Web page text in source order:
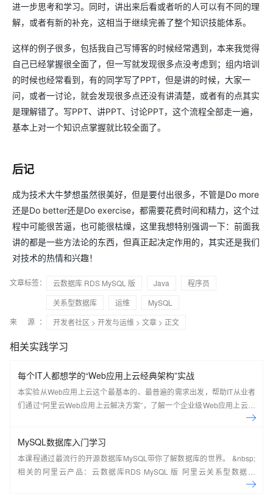
进一步思考和学习。同时，讲出来后看或者听的人可以有不同的理
解，或者有新的补充，这相当于继续完善了整个知识技能体系。
这样的例子很多，包括我自己写博客的时候经常遇到，本来我觉得
自己已经掌握很全面了，但一写就发现很多点没考虑到；组内培训
的时候也经常看到，有的同学写了PPT，但是讲的时候，大家一
问，或者一讨论，就会发现很多点还没有讲清楚，或者有的点其实
是理解错了。写PPT、讲PPT、讨论PPT，这个流程全部走一遍，
基本上对一个知识点掌握就比较全面了。
后记
成为技术大牛梦想虽然很美好，但是要付出很多，不管是Do more
还是Do better还是Do exercise，都需要花费时间和精力，这个过
程中可能很苦逼，也可能很枯燥，这里我想特别强调一下：前面我
讲的都是一些方法论的东西，但真正起决定作用的，其实还是我们
对技术的热情和兴趣！
文章标签： 云数据库 RDS MySQL 版 Java
程序员
关系型数据库
运维
MySQL
来 源：
开发者社区 > 开发与运维 > 文章 > 正文
相关实践学习
每个IT人都想学的“Web应用上云经典架构”实战
本实验从Web应用上云这个最基本的、最普遍的需求出发，帮助IT从业者
们通过“阿里云Web应用上云解决方案”，了解一个企业级Web应用上云的
MySQL数据库入门学习
本课程通过最流行的开源数据库MySQL带你了解数据库的世界。 &nbsp;
相关的阿里云产品：云数据库RDS MySQL 版 阿里云关系型数据库
RDS（Relational Database Service）是一种稳定可靠、可弹性伸缩的在